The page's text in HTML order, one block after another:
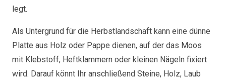
legt.
Als Untergrund für die Herbstlandschaft kann eine dünne
Platte aus Holz oder Pappe dienen, auf der das Moos
mit Klebstoff, Heftklammern oder kleinen Nägeln fixiert
wird. Darauf könnt Ihr anschließend Steine, Holz, Laub